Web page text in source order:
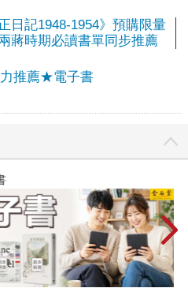
日記1948-1954》預購限量
蔣時期必讀書單同步推薦
推薦★電子書